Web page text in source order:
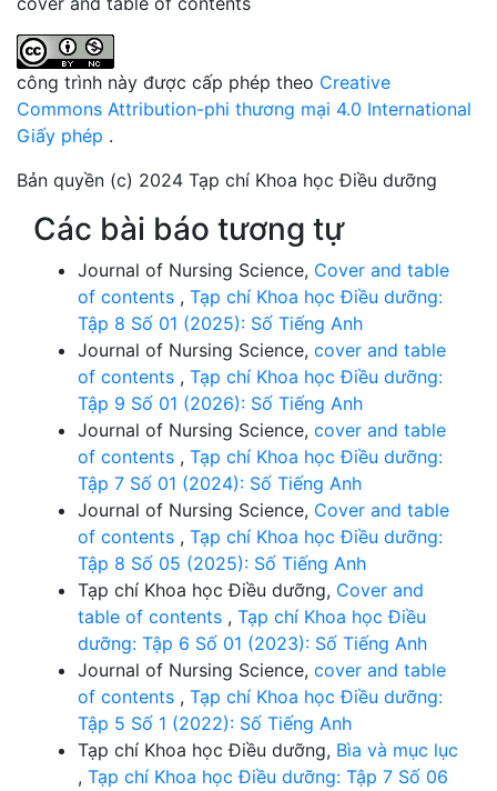
công trình này được cấp phép theo Creative
Commons Attribution-phi thương mại 4.0 International
Giấy phép .
Bản quyền (c) 2024 Tạp chí Khoa học Điều dưỡng
Các bài báo tương tự
Journal of Nursing Science, Cover and table
of contents , Tạp chí Khoa học Điều dưỡng:
Tập 8 Số 01 (2025): Số Tiếng Anh
Journal of Nursing Science, cover and table
of contents , Tạp chí Khoa học Điều dưỡng:
Tập 9 Số 01 (2026): Số Tiếng Anh
Journal of Nursing Science, cover and table
of contents , Tạp chí Khoa học Điều dưỡng:
Tập 7 Số 01 (2024): Số Tiếng Anh
Journal of Nursing Science, Cover and table
of contents , Tạp chí Khoa học Điều dưỡng:
Tập 8 Số 05 (2025): Số Tiếng Anh
Tạp chí Khoa học Điều dưỡng, Cover and
table of contents , Tạp chí Khoa học Điều
dưỡng: Tập 6 Số 01 (2023): Số Tiếng Anh
Journal of Nursing Science, cover and table
of contents , Tạp chí Khoa học Điều dưỡng:
Tập 5 Số 1 (2022): Số Tiếng Anh
Tạp chí Khoa học Điều dưỡng, Bìa và mục lục
, Tạp chí Khoa học Điều dưỡng: Tập 7 Số 06